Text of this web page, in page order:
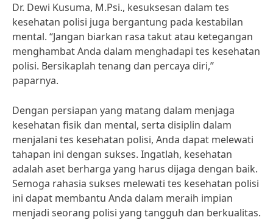
Dr. Dewi Kusuma, M.Psi., kesuksesan dalam tes
kesehatan polisi juga bergantung pada kestabilan
mental. “Jangan biarkan rasa takut atau ketegangan
menghambat Anda dalam menghadapi tes kesehatan
polisi. Bersikaplah tenang dan percaya diri,”
paparnya.
Dengan persiapan yang matang dalam menjaga
kesehatan fisik dan mental, serta disiplin dalam
menjalani tes kesehatan polisi, Anda dapat melewati
tahapan ini dengan sukses. Ingatlah, kesehatan
adalah aset berharga yang harus dijaga dengan baik.
Semoga rahasia sukses melewati tes kesehatan polisi
ini dapat membantu Anda dalam meraih impian
menjadi seorang polisi yang tangguh dan berkualitas.